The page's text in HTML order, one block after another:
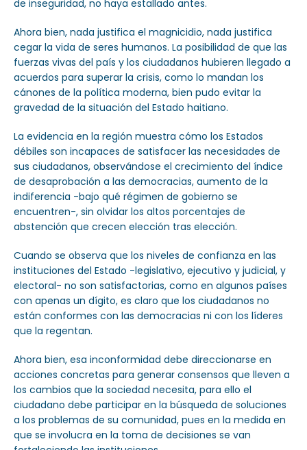
de inseguridad, no haya estallado antes.
Ahora bien, nada justifica el magnicidio, nada justifica
cegar la vida de seres humanos. La posibilidad de que las
fuerzas vivas del país y los ciudadanos hubieren llegado a
acuerdos para superar la crisis, como lo mandan los
cánones de la política moderna, bien pudo evitar la
gravedad de la situación del Estado haitiano.
La evidencia en la región muestra cómo los Estados
débiles son incapaces de satisfacer las necesidades de
sus ciudadanos, observándose el crecimiento del índice
de desaprobación a las democracias, aumento de la
indiferencia -bajo qué régimen de gobierno se
encuentren-, sin olvidar los altos porcentajes de
abstención que crecen elección tras elección.
Cuando se observa que los niveles de confianza en las
instituciones del Estado -legislativo, ejecutivo y judicial, y
electoral- no son satisfactorias, como en algunos países
con apenas un dígito, es claro que los ciudadanos no
están conformes con las democracias ni con los líderes
que la regentan.
Ahora bien, esa inconformidad debe direccionarse en
acciones concretas para generar consensos que lleven a
los cambios que la sociedad necesita, para ello el
ciudadano debe participar en la búsqueda de soluciones
a los problemas de su comunidad, pues en la medida en
que se involucra en la toma de decisiones se van